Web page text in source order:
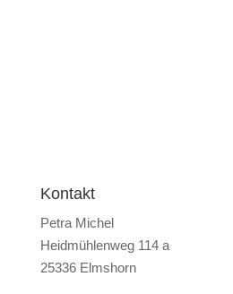
Kontakt
Petra Michel
Heidmühlenweg 114 a
25336 Elmshorn